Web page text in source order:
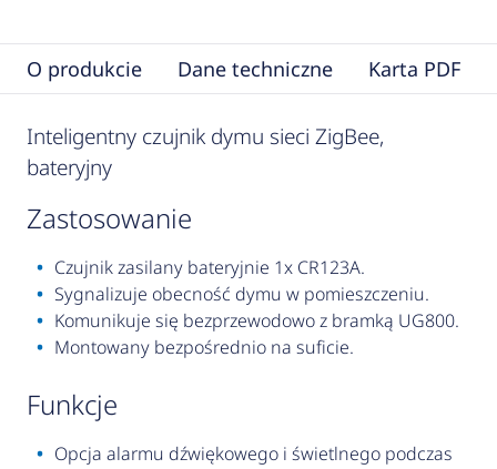
O produkcie Dane techniczne Karta PDF
Inteligentny czujnik dymu sieci ZigBee,
bateryjny
zastosowanie
Czujnik zasilany bateryjnie 1x CR123A.
Sygnalizuje obecność dymu w pomieszczeniu.
Komunikuje się bezprzewodowo z bramką UG800.
Montowany bezpośrednio na suficie.
funkcje
Opcja alarmu dźwiękowego i świetlnego podczas